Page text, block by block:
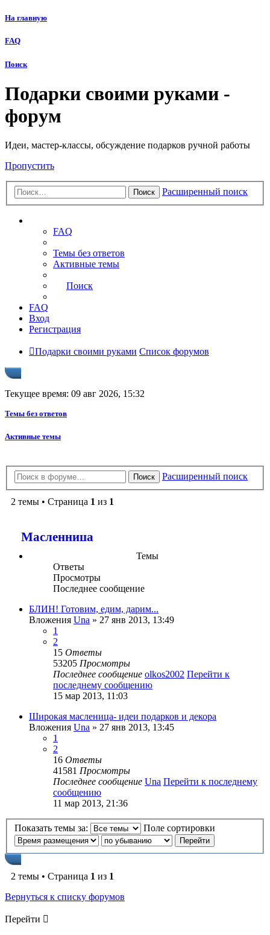
На главную
FAQ
Поиск
Подарки своими руками -
форум
Идеи, мастер-классы, обсуждение подарков ручной работы
Пропустить
Поиск Расширенный поиск
FAQ
Темы без ответов
Активные темы
Поиск
FAQ
Вход
Регистрация
Подарки своими руками Список форумов
Текущее время: 09 авг 2026, 15:32
Темы без ответов
Активные темы
Поиск Расширенный поиск
2 темы • Страница 1 из 1
Масленница
Темы
Ответы
Просмотры
Последнее сообщение
БЛИН! Готовим, едим, дарим...
Вложения Una » 27 янв 2013, 13:49
1
2
15 Ответы
53205 Просмотры
Последнее сообщение olkos2002 Перейти к
последнему сообщению
15 мар 2013, 11:03
Широкая масленица- идеи подарков и декора
Вложения Una » 27 янв 2013, 13:45
1
2
16 Ответы
41581 Просмотры
Последнее сообщение Una Перейти к последнему
сообщению
11 мар 2013, 21:36
Показать темы за: Поле сортировки
2 темы • Страница 1 из 1
Вернуться к списку форумов
Перейти